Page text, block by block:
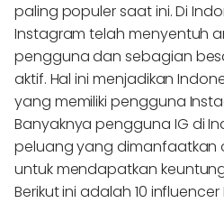
paling populer saat ini. Di
Instagram telah menyentuh
pengguna dan sebagian
aktif. Hal ini menjadikan
yang memiliki pengguna
Banyaknya pengguna IG di
peluang yang dimanfaatkan
untuk mendapatkan
Berikut ini adalah 10